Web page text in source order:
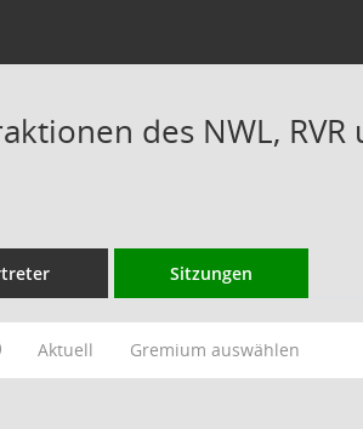
des NWL, RVR
Sitzungen
Aktuell Gremium auswählen